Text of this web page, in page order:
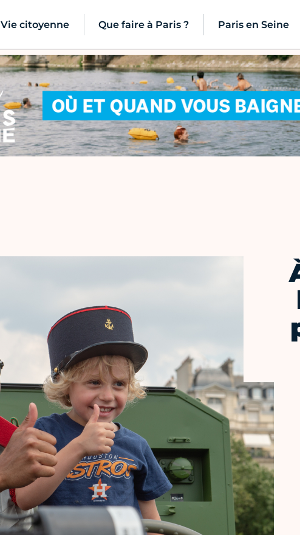
Vie citoyenne Que faire à Paris ? Paris en Seine